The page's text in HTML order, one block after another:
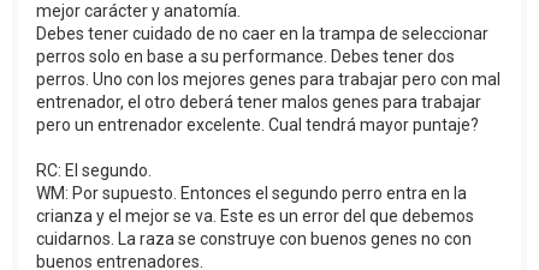
mejor carácter y anatomía.
Debes tener cuidado de no caer en la trampa de seleccionar
perros solo en base a su performance. Debes tener dos
perros. Uno con los mejores genes para trabajar pero con mal
entrenador, el otro deberá tener malos genes para trabajar
pero un entrenador excelente. Cual tendrá mayor puntaje?
RC: El segundo.
WM: Por supuesto. Entonces el segundo perro entra en la
crianza y el mejor se va. Este es un error del que debemos
cuidarnos. La raza se construye con buenos genes no con
buenos entrenadores.